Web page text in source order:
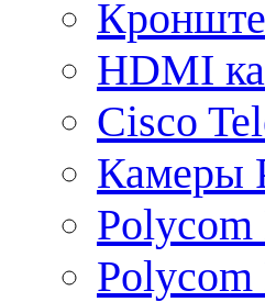
HDMI
Cisco
Камеры
Polycom